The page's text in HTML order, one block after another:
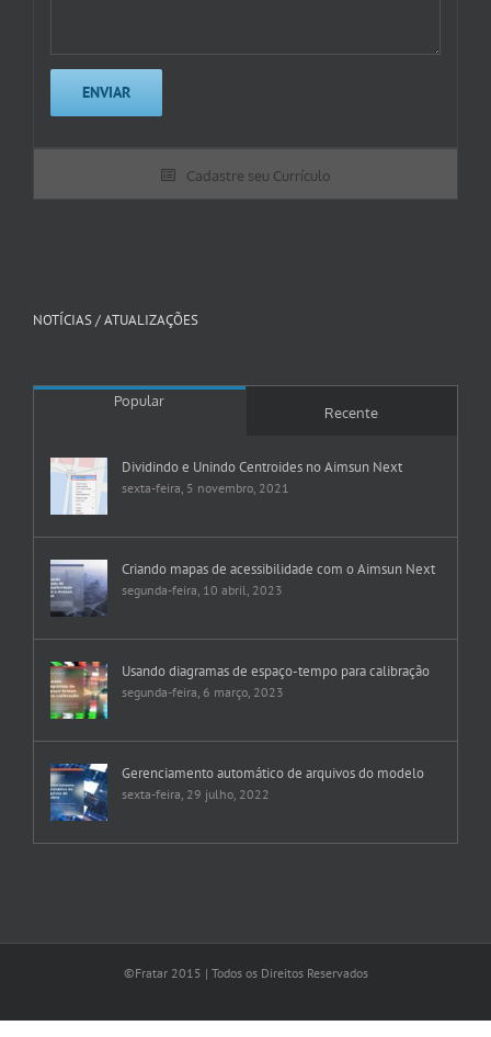
Cadastre seu Currículo
NOTÍCIAS / ATUALIZAÇÕES
Popular
Recente
Dividindo e Unindo Centroides no Aimsun Next
sexta-feira, 5 novembro, 2021
Criando mapas de acessibilidade com o Aimsun Next
segunda-feira, 10 abril, 2023
Usando diagramas de espaço-tempo para calibração
segunda-feira, 6 março, 2023
Gerenciamento automático de arquivos do modelo
sexta-feira, 29 julho, 2022
©Fratar 2015 | Todos os Direitos Reservados